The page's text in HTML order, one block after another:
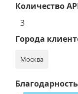
Количество
3
Города
Москва